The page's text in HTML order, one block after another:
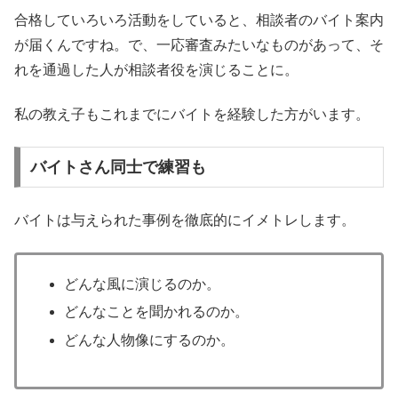
合格していろいろ活動をしていると、相談者のバイト案内
が届くんですね。で、一応審査みたいなものがあって、そ
れを通過した人が相談者役を演じることに。
私の教え子もこれまでにバイトを経験した方がいます。
バイトさん同士で練習も
バイトは与えられた事例を徹底的にイメトレします。
どんな風に演じるのか。
どんなことを聞かれるのか。
どんな人物像にするのか。